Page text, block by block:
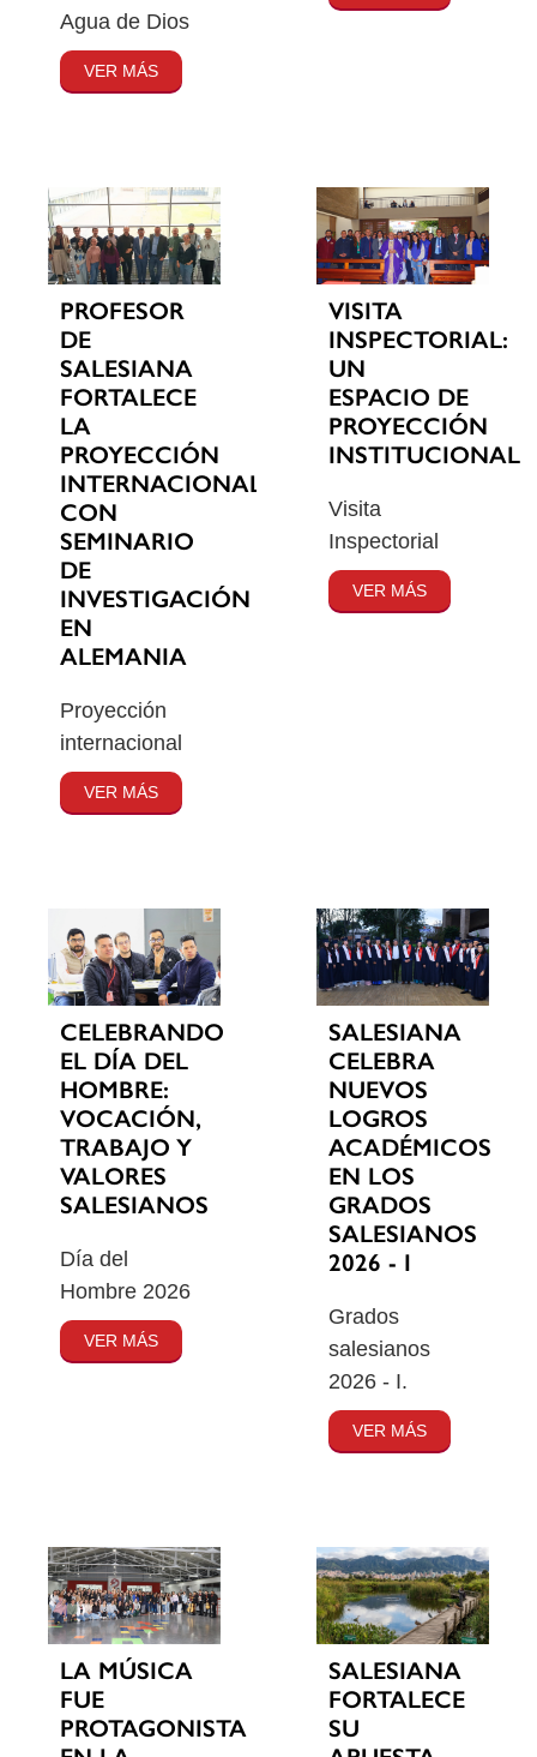
Agua de Dios
VER MÁS
PROFESOR
DE
SALESIANA
FORTALECE
LA
PROYECCIÓN
INTERNACIONAL
CON
SEMINARIO
DE
INVESTIGACIÓN
EN
ALEMANIA
Proyección
internacional
VER MÁS
VISITA
INSPECTORIAL:
UN
ESPACIO DE
PROYECCIÓN
INSTITUCIONAL
Visita
Inspectorial
VER MÁS
CELEBRANDO
EL DÍA DEL
HOMBRE:
VOCACIÓN,
TRABAJO Y
VALORES
SALESIANOS
Día del
Hombre 2026
VER MÁS
SALESIANA
CELEBRA
NUEVOS
LOGROS
ACADÉMICOS
EN LOS
GRADOS
SALESIANOS
2026 - I
Grados
salesianos
2026 - I.
VER MÁS
LA MÚSICA
FUE
PROTAGONISTA
SALESIANA
FORTALECE
SU